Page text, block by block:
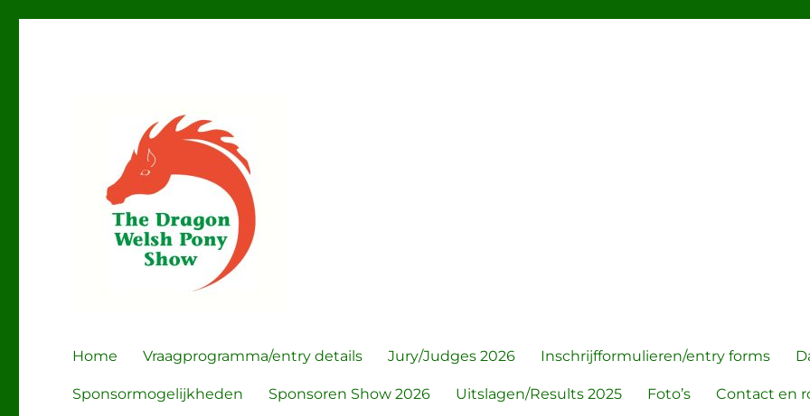
Home Vraagprogramma/entry details Jury/Judges 2026 Inschrijfformulieren/entry forms
Sponsormogelijkheden Sponsoren Show 2026 Uitslagen/Results 2025 Foto’s Contact en